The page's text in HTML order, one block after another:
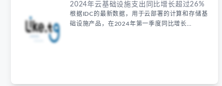
2024年云基础设施支出同比增长超过26%
根据IDC的最新数据，用于云部署的计算和存储基
础设施产品，在2024年第一季度同比增长